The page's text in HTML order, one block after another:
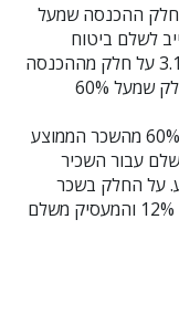
עד 60% מהשכר הממוצע 12.83% מחלק ההכנסה שמעל
לשלם ביטוח
בריאות למוסד לביטוח לאומי בשיעור של 3.1% על חלק מההכנסה
שעד 60% מהשכר הממוצע ו-17.83% מהחלק שמעל 60%
כשכיר עליו לשלם 3.5% מחלק השכר שעד 60% מהשכר הממוצע
עבור השכיר
הממוצע. על החלק בשכר
שמעל 60% מהשכר הממוצע, השכיר משלם 12% והמעסיק משלם